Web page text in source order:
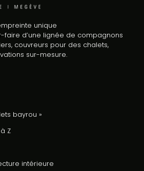
unique
faire d’une lignée de compagnons
couvreurs pour des chalets,
sur-mesure.
bayrou »
Z
intérieure